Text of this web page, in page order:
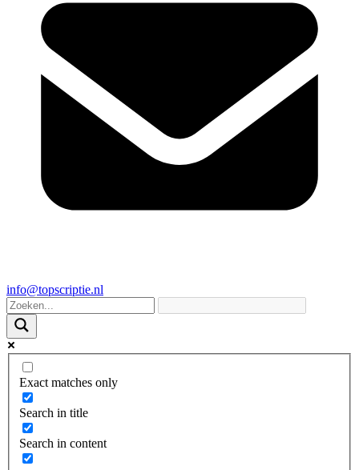
info@topscriptie.nl
Exact matches only
Search in title
Search in content